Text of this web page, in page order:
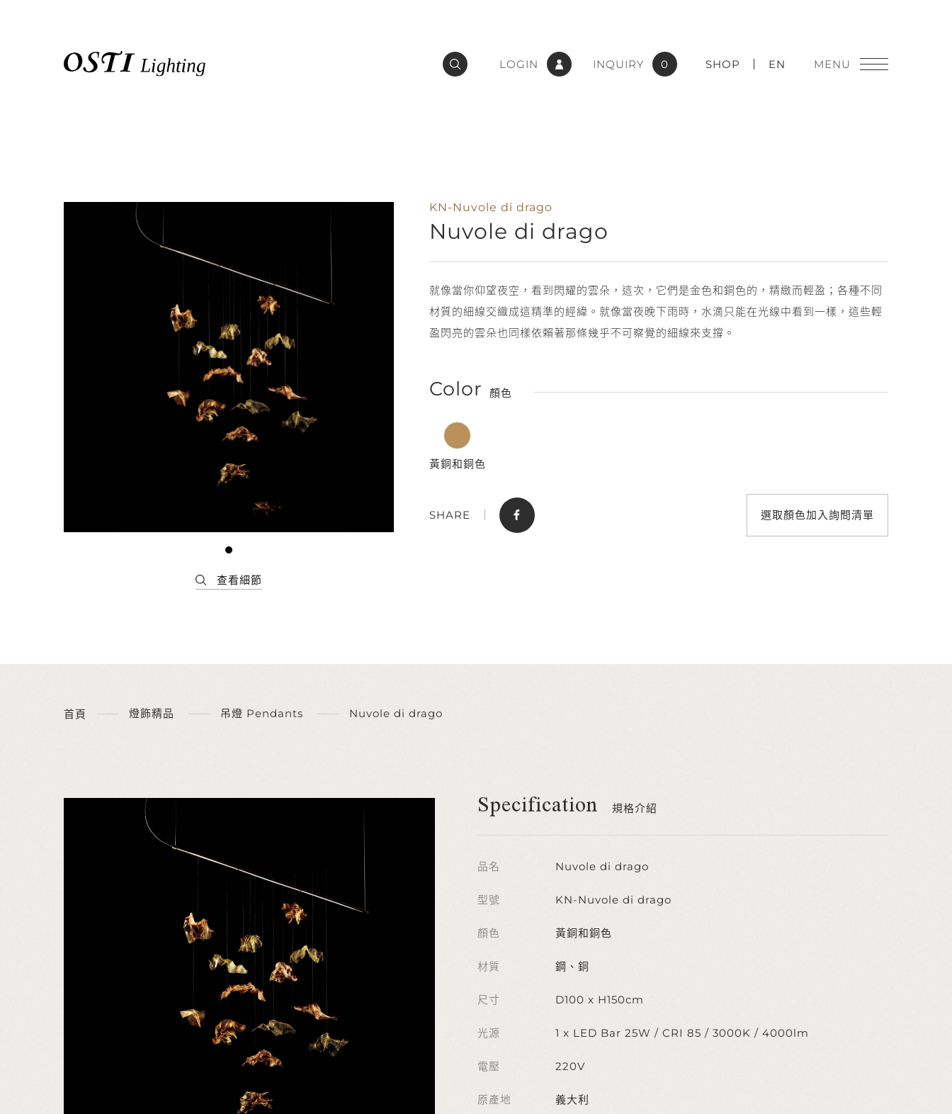
最新消息 照明設計
常見問題 聯絡我們
LOGIN INQUIRY 0 SHOP EN
KN-Nuvole di drago
Nuvole di drago
就像當你仰望夜空，看到閃耀的雲朵，這次，它們是金色和銅色的，精緻而輕盈；各種不同
材質的細線交織成這精準的經緯。就像當夜晚下雨時，水滴只能在光線中看到一樣，這些輕
盈閃亮的雲朵也同樣依賴著那條幾乎不可察覺的細線來支撐。
Color 顏色
黃銅和銅色
選取顏色加入詢問清單
SHARE
首頁 燈飾精品 吊燈 Pendants Nuvole di drago
Specification 規格介紹
品名 Nuvole di drago
型號 KN-Nuvole di drago
顏色 黃銅和銅色
材質 鋼、銅
尺寸 D100 x H150cm
光源 1 x LED Bar 25W / CRI 85 / 3000K / 4000lm
電壓 220V
原產地 義大利